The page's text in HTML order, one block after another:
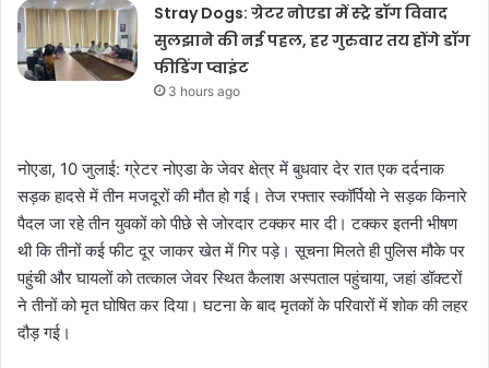
Stray Dogs: ग्रेटर नोएडा में स्ट्रे डॉग विवाद
सुलझाने की नई पहल, हर गुरुवार तय होंगे डॉग
फीडिंग प्वाइंट
3 hours ago
नोएडा, 10 जुलाई: ग्रेटर नोएडा के जेवर क्षेत्र में बुधवार देर रात एक दर्दनाक
सड़क हादसे में तीन मजदूरों की मौत हो गई। तेज रफ्तार स्कॉर्पियो ने सड़क किनारे
पैदल जा रहे तीन युवकों को पीछे से जोरदार टक्कर मार दी। टक्कर इतनी भीषण
थी कि तीनों कई फीट दूर जाकर खेत में गिर पड़े। सूचना मिलते ही पुलिस मौके पर
पहुंची और घायलों को तत्काल जेवर स्थित कैलाश अस्पताल पहुंचाया, जहां डॉक्टरों
ने तीनों को मृत घोषित कर दिया। घटना के बाद मृतकों के परिवारों में शोक की लहर
दौड़ गई।